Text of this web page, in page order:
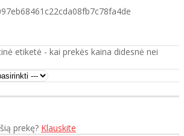
etiketė - kai prekės kaina didesnė nei
prekę? Klauskite